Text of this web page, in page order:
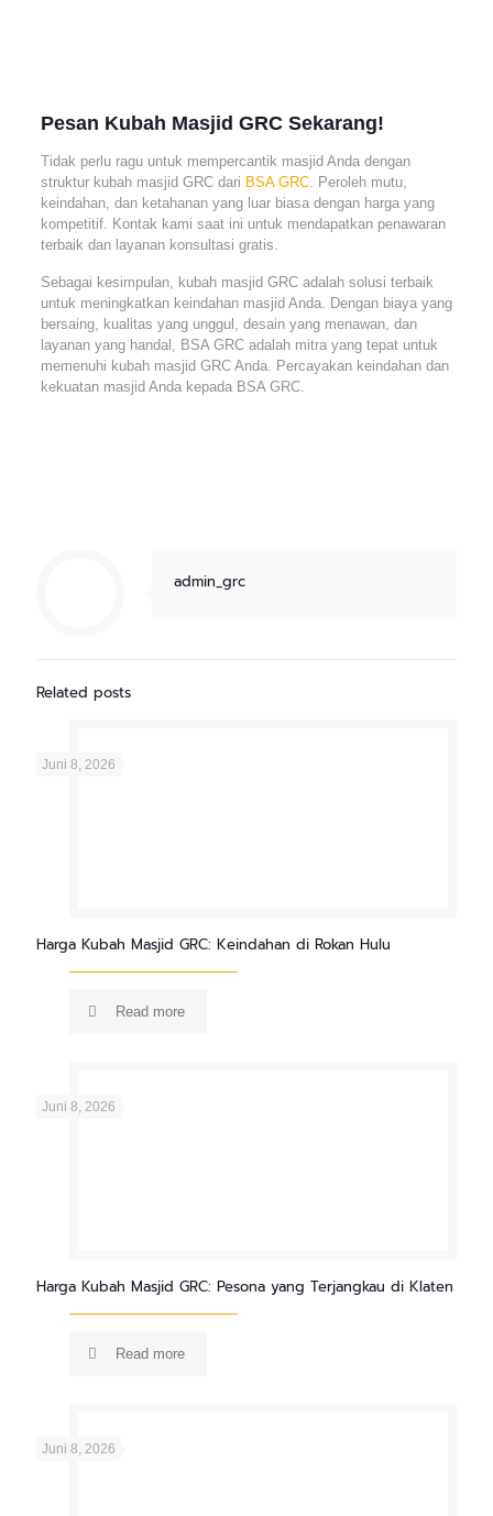
Pesan Kubah Masjid GRC Sekarang!
Tidak perlu ragu untuk mempercantik masjid Anda dengan
struktur kubah masjid GRC dari BSA GRC. Peroleh mutu,
keindahan, dan ketahanan yang luar biasa dengan harga yang
kompetitif. Kontak kami saat ini untuk mendapatkan penawaran
terbaik dan layanan konsultasi gratis.
Sebagai kesimpulan, kubah masjid GRC adalah solusi terbaik
untuk meningkatkan keindahan masjid Anda. Dengan biaya yang
bersaing, kualitas yang unggul, desain yang menawan, dan
layanan yang handal, BSA GRC adalah mitra yang tepat untuk
memenuhi kubah masjid GRC Anda. Percayakan keindahan dan
kekuatan masjid Anda kepada BSA GRC.
admin_grc
Related posts
Juni 8, 2026
Harga Kubah Masjid GRC: Keindahan di Rokan Hulu
Read more
Juni 8, 2026
Harga Kubah Masjid GRC: Pesona yang Terjangkau di Klaten
Read more
Juni 8, 2026